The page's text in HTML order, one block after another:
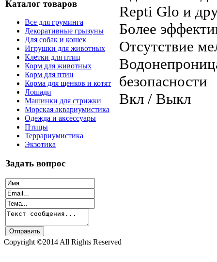
Каталог товаров
Все для груминга
Декоративные грызуны
Для собак и кошек
Игрушки для животных
Клетки для птиц
Корм для животных
Корм для птиц
Корма для щенков и котят
Лошади
Машинки для стрижки
Морская аквариумистика
Одежда и аксессуары
Птицы
Террариумистика
Экзотика
Задать вопрос
Repti Glo и
Более
Отсутствие
безопасности
Вкл / Выкл
Copyright ©2014 All Rights Reserved